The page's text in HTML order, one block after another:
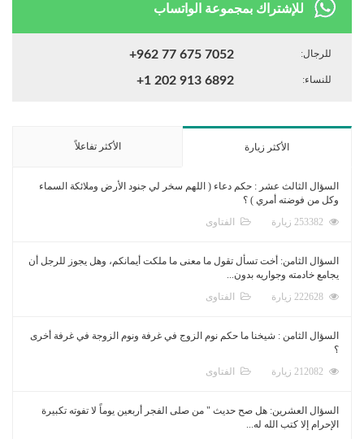
للإشتراك بمجموعة الواتساب
للرجال: +962 77 675 7052
للنساء: +1 202 913 6892
الأكثر زيارة الأكثر تفاعلاً
السؤال الثالث عشر : حكم دعاء ( اللهم سخر لي جنود الأرض وملائكة السماء
وكل من فوضته أمري ) ؟
الفتاوى
السؤال الثامن: أخت تسأل تقول ما معنى ما ملكت أيمانكم، وهل يجوز للرجل أن
يجامع خادمته وجواريه بدون...
الفتاوى
السؤال الثامن : شيخنا ما حكم نوم الزوج في غرفة ونوم الزوجة في غرفة أخرى
؟
الفتاوى
السؤال العشرين: هل صح حديث " من صلى الفجر أربعين يوماً لا تفوته تكبيرة
الإحرام إلا كتب الله له...